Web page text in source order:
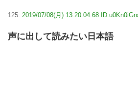
125: 2019/07/08(月) 13:20:04.68
声に出して読みたい日本語